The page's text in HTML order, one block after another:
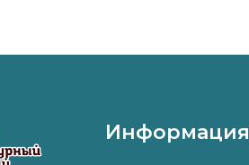
Информация